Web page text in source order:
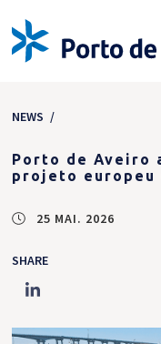
NEWS /
Porto de Aveiro
projeto europeu
25 MAI. 2026
SHARE